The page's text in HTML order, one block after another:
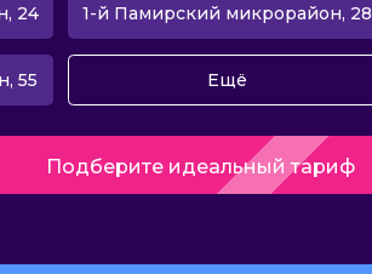
24 1-й Памирский микрорайон, 28
55 Ещё
Подберите идеальный тариф